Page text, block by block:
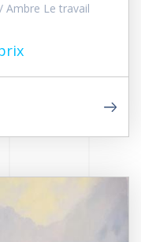
Ambre Le travail